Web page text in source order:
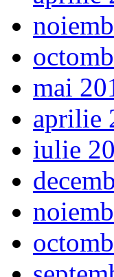
mai
aprilie
iulie